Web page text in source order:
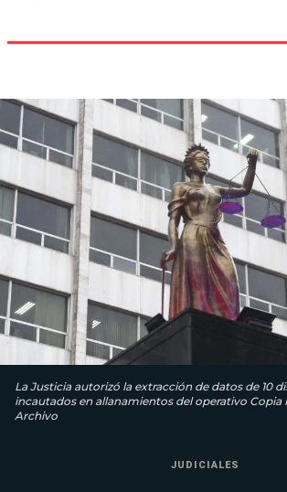
La Justicia autorizó la extracción de datos de 10
incautados en allanamientos del operativo Copia
Archivo
JUDICIALES